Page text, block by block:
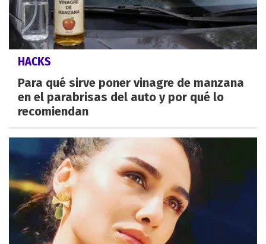
HACKS
Para qué sirve poner vinagre de manzana
en el parabrisas del auto y por qué lo
recomiendan